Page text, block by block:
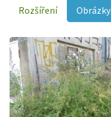
Rozšíření
Obrázky